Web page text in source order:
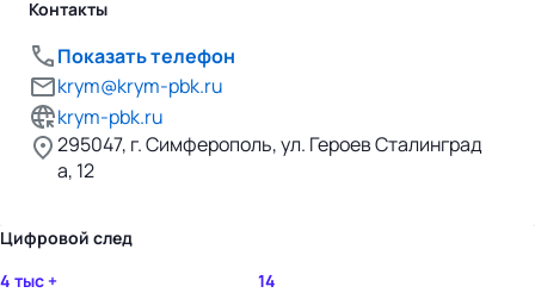
Контакты
Показать телефон
krym@krym-pbk.ru
krym-pbk.ru
295047, г. Симферополь, ул. Героев Сталинград
а, 12
Цифровой след
4 тыс +
14